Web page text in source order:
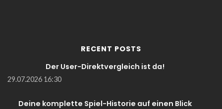
RECENT POSTS
Der User-Direktvergleich ist da!
29.07.2026 16:30
Deine komplette Spiel-Historie auf einen Blick